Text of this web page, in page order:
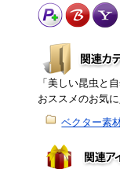
「美しい昆虫と
おススメのお気
ベクター素